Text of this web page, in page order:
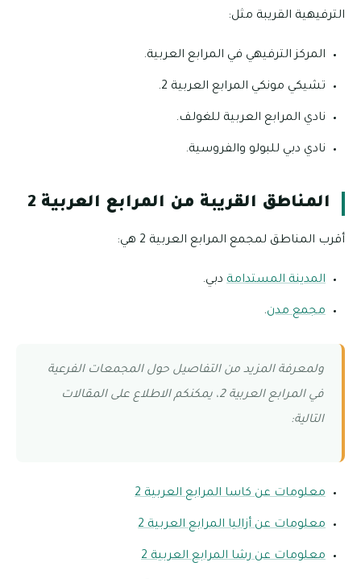
الترفيهية القريبة مثل:
المركز الترفيهي في المرابع العربية.
تشيكي مونكي المرابع العربية 2.
نادي المرابع العربية للغولف.
نادي دبي للبولو والفروسية.
المناطق القريبة من المرابع العربية 2
أقرب المناطق لمجمع المرابع العربية 2 هي:
المدينة المستدامة دبي.
مجمع مدن.
ولمعرفة المزيد من التفاصيل حول المجمعات الفرعية
في المرابع العربية 2، يمكنكم الاطلاع على المقالات
التالية:
معلومات عن كاسا المرابع العربية 2
معلومات عن أزاليا المرابع العربية 2
معلومات عن رشا المرابع العربية 2